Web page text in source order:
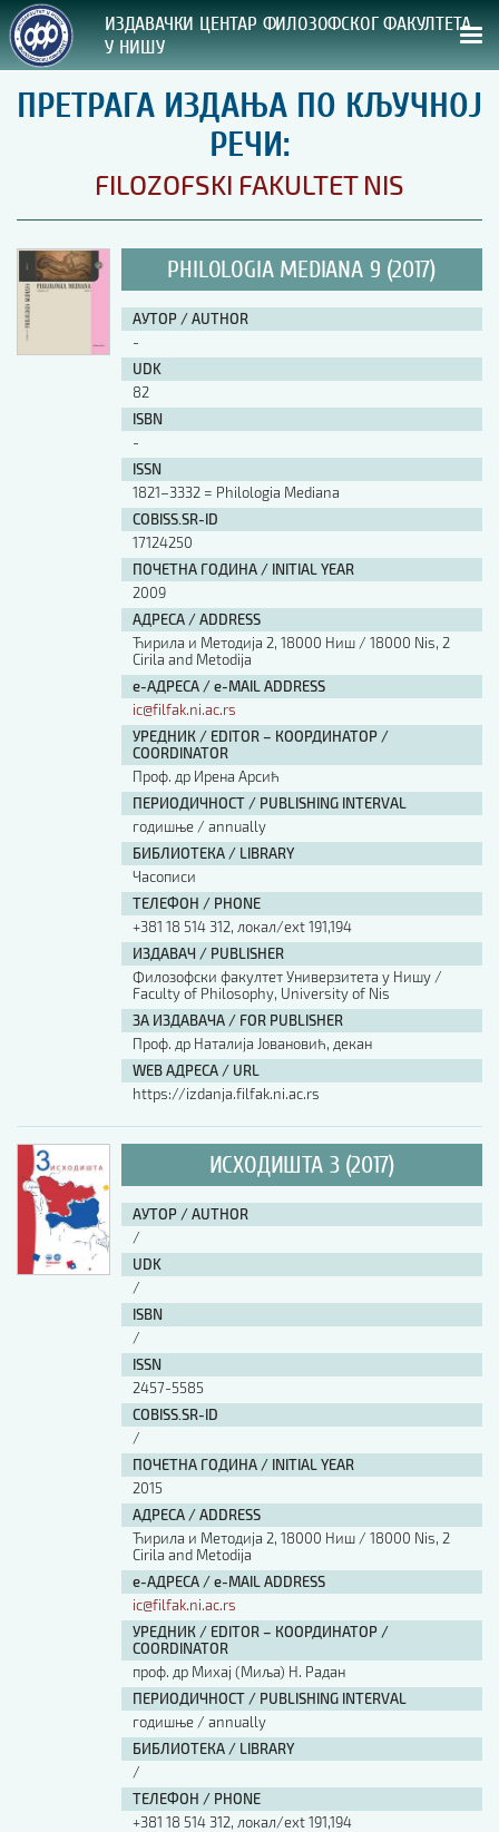
ИЗДАВАЧКИ ЦЕНТАР ФИЛОЗОФСКОГ ФАКУЛТЕТА
У НИШУ
СВА НАША ИЗДАЊА
ВРСТА ИЗДАЊА:
ПРЕГЛЕД
УПУТСТВА
Правилник о издавачкој делатности
Упутство ауторима
Упутство уредницима
Изјава о ауторству
Изјава о лектури
Изјава о коришћењу ауторског дела
Упутство за бирање лиценце
Уговор са аутором
Шаблон прве стране и импресума [B5, ћир]
Шаблон прве стране и импресума [B5, лат]
Шаблон прве стране и импресума [B5, енг]
Етички кодекс
ПРЕТРАГА ИЗДАЊА
Наслов или део наслова
АУТОР / AUTHOR
ISBN
ISSN
ПРЕТРАГА ИЗДАЊА ПО КЉУЧНОЈ
РЕЧИ:
FILOZOFSKI FAKULTET NIS
PHILOLOGIA MEDIANA 9 (2017)
АУТОР / AUTHOR
-
UDK
82
ISBN
-
ISSN
1821–3332 = Philologia Mediana
COBISS.SR-ID
17124250
ПОЧЕТНА ГОДИНА / INITIAL YEAR
2009
АДРЕСА / ADDRESS
Ћирила и Методија 2, 18000 Ниш / 18000 Nis, 2
Cirila and Metodija
е-АДРЕСА / e-MAIL ADDRESS
ic@filfak.ni.ac.rs
УРЕДНИК / EDITOR – КООРДИНАТОР /
COORDINATOR
Проф. др Ирена Арсић
ПЕРИОДИЧНОСТ / PUBLISHING INTERVAL
годишње / annually
БИБЛИОТЕКА / LIBRARY
Часописи
ТЕЛЕФОН / PHONE
+381 18 514 312, локал/ext 191,194
ИЗДАВАЧ / PUBLISHER
Филозофски факултет Универзитета у Нишу /
Faculty of Philosophy, University of Nis
ЗА ИЗДАВАЧА / FOR PUBLISHER
Проф. др Наталија Јовановић, декан
WEB АДРЕСА / URL
https://izdanja.filfak.ni.ac.rs
ИСХОДИШТА 3 (2017)
АУТОР / AUTHOR
/
UDK
/
ISBN
/
ISSN
2457-5585
COBISS.SR-ID
/
ПОЧЕТНА ГОДИНА / INITIAL YEAR
2015
АДРЕСА / ADDRESS
Ћирила и Методија 2, 18000 Ниш / 18000 Nis, 2
Cirila and Metodija
е-АДРЕСА / e-MAIL ADDRESS
ic@filfak.ni.ac.rs
УРЕДНИК / EDITOR – КООРДИНАТОР /
COORDINATOR
проф. др Михај (Миља) Н. Радан
ПЕРИОДИЧНОСТ / PUBLISHING INTERVAL
годишње / annually
БИБЛИОТЕКА / LIBRARY
/
ТЕЛЕФОН / PHONE
+381 18 514 312, локал/ext 191,194